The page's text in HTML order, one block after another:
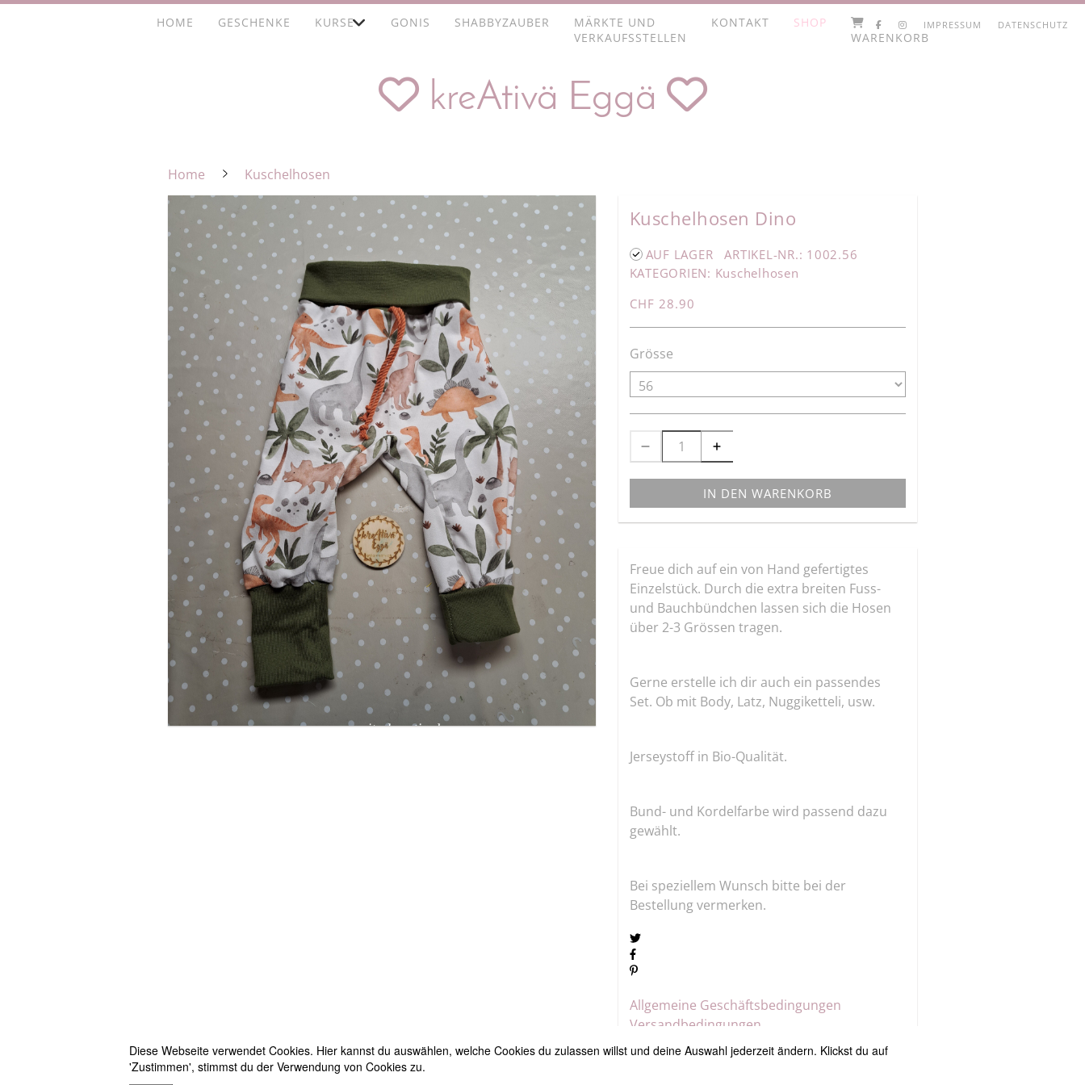
HOME GESCHENKE KURSE GONIS SHABBYZAUBER
MÄRKTE UND
VERKAUFSSTELLEN
KONTAKT
SHOP
WARENKORB
IMPRESSUM DATENSCHUTZ
 kreAtivä Eggä 
Home Kuschelhosen
Kuschelhosen Dino
AUF LAGER
ARTIKEL-NR.: 1002.56
KATEGORIEN: Kuschelhosen
CHF 28.90
Grösse
IN DEN WARENKORB
Freue dich auf ein von Hand gefertigtes
Einzelstück. Durch die extra breiten Fuss-
und Bauchbündchen lassen sich die Hosen
über 2-3 Grössen tragen.
Gerne erstelle ich dir auch ein passendes
Set. Ob mit Body, Latz, Nuggiketteli, usw.
Jerseystoff in Bio-Qualität.
Bund- und Kordelfarbe wird passend dazu
gewählt.
Bei speziellem Wunsch bitte bei der
Bestellung vermerken.
Allgemeine Geschäftsbedingungen
Versandbedingungen
Diese Webseite verwendet Cookies. Hier kannst du auswählen, welche Cookies du zulassen willst und deine Auswahl jederzeit ändern. Klickst du auf
'Zustimmen', stimmst du der Verwendung von Cookies zu.